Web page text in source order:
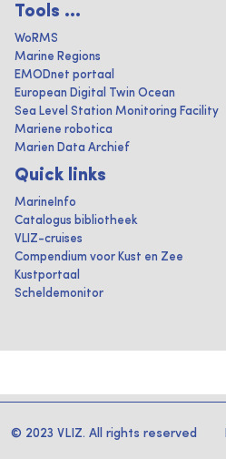
Tools ...
WoRMS
Marine Regions
EMODnet portaal
European Digital Twin Ocean
Sea Level Station Monitoring Facility
Mariene robotica
Marien Data Archief
Quick links
MarineInfo
Catalogus bibliotheek
VLIZ-cruises
Compendium voor Kust en Zee
Kustportaal
Scheldemonitor
© 2023 VLIZ. All rights reserved